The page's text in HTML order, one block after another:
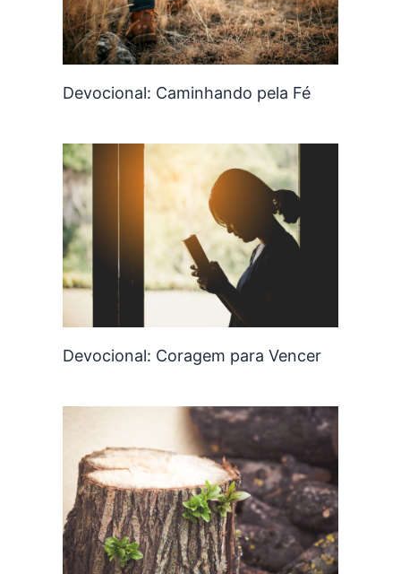
Devocional: Caminhando pela Fé
Devocional: Coragem para Vencer